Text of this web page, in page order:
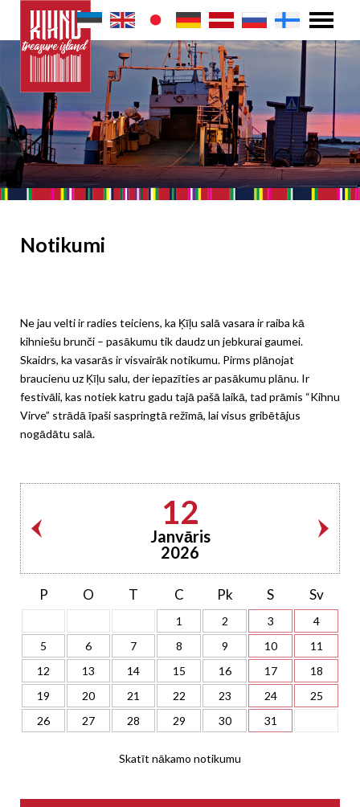
Notikumi
Ne jau velti ir radies teiciens, ka Ķīļu salā vasara ir raiba kā
kihniešu brunči – pasākumu tik daudz un jebkurai gaumei.
Skaidrs, ka vasarās ir visvairāk notikumu. Pirms plānojat
braucienu uz Ķīļu salu, der iepazīties ar pasākumu plānu. Ir
festivāli, kas notiek katru gadu tajā pašā laikā, tad prāmis “Kihnu
Virve” strādā īpaši saspringtā režīmā, lai visus gribētājus
nogādātu salā.
12
Janvāris
2026
P O T C Pk S Sv
1 2 3
4
5
6 7 8 9 10
11
12
13 14 15 16 17
18
19
20 21 22 23 24
25
26
27 28 29 30 31
Skatīt nākamo notikumu